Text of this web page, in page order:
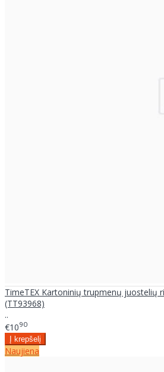
TimeTEX Kartoninių trupmenų juostelių
(TT93968)
..
€1090
Naujiena